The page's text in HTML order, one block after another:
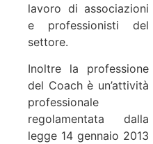
lavoro di associazioni
e professionisti del
settore.
Inoltre la professione
del Coach è un’attività
professionale
regolamentata dalla
legge 14 gennaio 2013